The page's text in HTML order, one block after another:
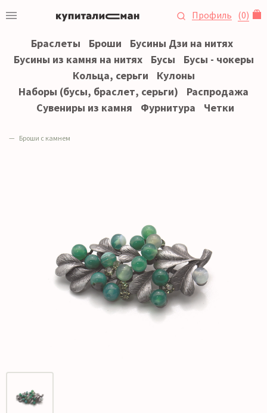
Профиль (0)
Браслеты Броши
Бусины Дзи на нитях
Бусины из камня на нитях
Бусы
Бусы - чокеры
Кольца, серьги
Кулоны
Наборы (бусы, браслет, серьги)
Распродажа
Сувениры из камня
Фурнитура Четки
Броши с камнем